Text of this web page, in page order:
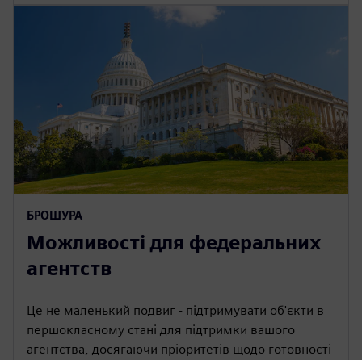
БРОШУРА
Можливості для федеральних
агентств
Це не маленький подвиг - підтримувати об'єкти в
першокласному стані для підтримки вашого
агентства, досягаючи пріоритетів щодо готовності